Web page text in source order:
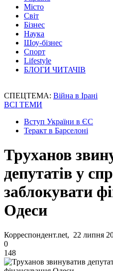
Місто
Світ
Бізнес
Наука
Шоу-бізнес
Спорт
Lifestyle
БЛОГИ ЧИТАЧІВ
СПЕЦТЕМА: Війна в Ірані
ВСІ ТЕМИ
Вступ України в ЄС
Теракт в Барселоні
Труханов
депутатів у
заблокувати
Одеси
Корреспондент.net, 22 липня
0
148